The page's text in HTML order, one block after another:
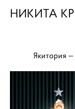
НИКИТА
Якитория —